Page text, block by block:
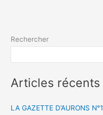
Rechercher
Articles récents
LA GAZETTE D’AURONS N°1